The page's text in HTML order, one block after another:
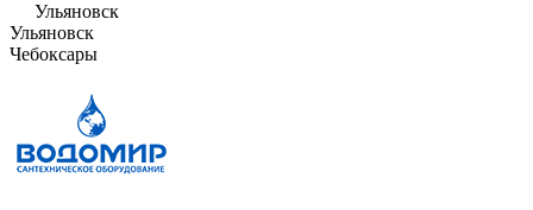
Ульяновск
Ульяновск
Чебоксары